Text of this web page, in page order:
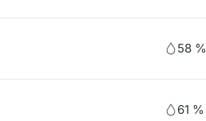
58 %
61 %